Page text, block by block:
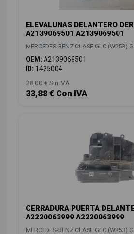
ELEVALUNAS DELANTERO
A2139069501 A2139069501
MERCEDES-BENZ CLASE GLC (W253)
OEM: A2139069501
ID: 1425004
28,00 € Sin IVA
33,88 € Con IVA
CERRADURA PUERTA
A2220063999 A2220063999
MERCEDES-BENZ CLASE GLC (W253)